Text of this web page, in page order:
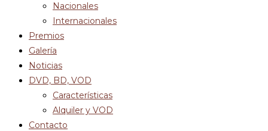
Nacionales
Internacionales
Premios
Galería
Noticias
DVD, BD, VOD
Características
Alquiler y VOD
Contacto